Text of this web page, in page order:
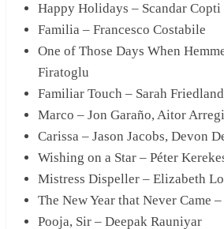
Happy Holidays – Scandar Copti
Familia – Francesco Costabile
One of Those Days When
Firatoglu
Familiar Touch – Sarah Friedland
Marco – Jon Garaño, Aitor Arregi
Carissa – Jason Jacobs, Devon
Wishing on a Star – Péter
Mistress Dispeller – Elizabeth Lo
The New Year that Never Came
Pooja, Sir – Deepak Rauniyar